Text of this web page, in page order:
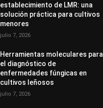
establecimiento de LMR: una
solución práctica para cultivos
menores
julio 7, 2026
Herramientas moleculares para
el diagnóstico de
enfermedades fúngicas en
cultivos leñosos
julio 7, 2026